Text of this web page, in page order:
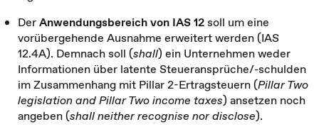
DerAnwendungsbereich von IAS 12soll um eine
vorübergehende Ausnahme erweitert werden (IAS
12.4A). Demnach soll (shall) ein Unternehmen weder
Informationen über latente Steueransprüche/-schulden
im Zusammenhang mit Pillar 2-Ertragsteuern (Pillar Two
legislation and Pillar Two income taxes) ansetzen noch
angeben (shall neither recognise nor disclose).